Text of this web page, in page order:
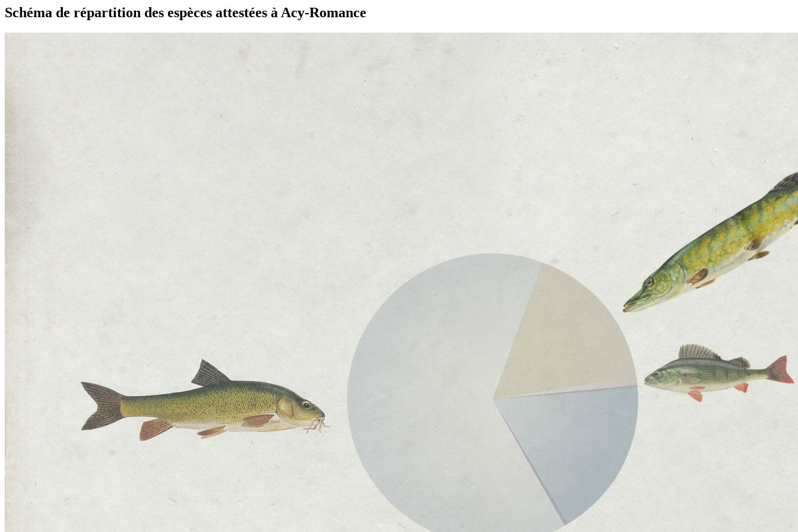
Schéma de répartition des espèces attestées à Acy-Romance